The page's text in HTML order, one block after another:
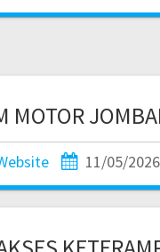
MOTOR
11/05/2026